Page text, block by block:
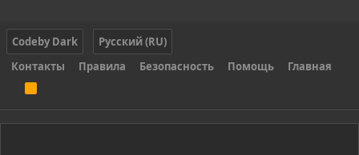
Codeby Dark
Русский (RU)
Контакты
Правила Безопасность Помощь Главная
S